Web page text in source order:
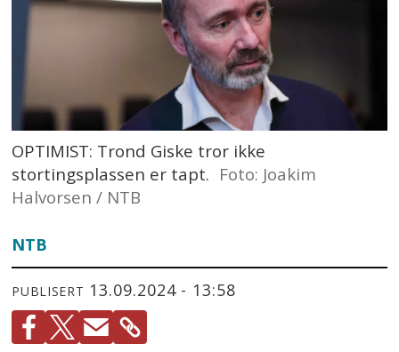
OPTIMIST: Trond Giske tror ikke
stortingsplassen er tapt. Foto: Joakim
Halvorsen / NTB
NTB
PUBLISERT 13.09.2024 - 13:58